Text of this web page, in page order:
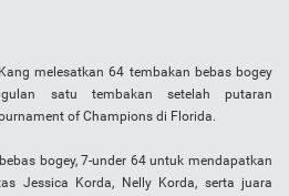
melesatkan 64 tembakan bebas bogey
satu tembakan setelah putaran
of Champions di Florida.
bogey, 7-under 64 untuk mendapatkan
Jessica Korda, Nelly Korda, serta juara